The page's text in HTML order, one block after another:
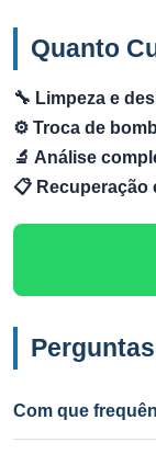
Quanto
🔧 Limpeza e
⚙️ Troca de
🔬 Análise
📋 Recuperação
Com que
Anual para uso